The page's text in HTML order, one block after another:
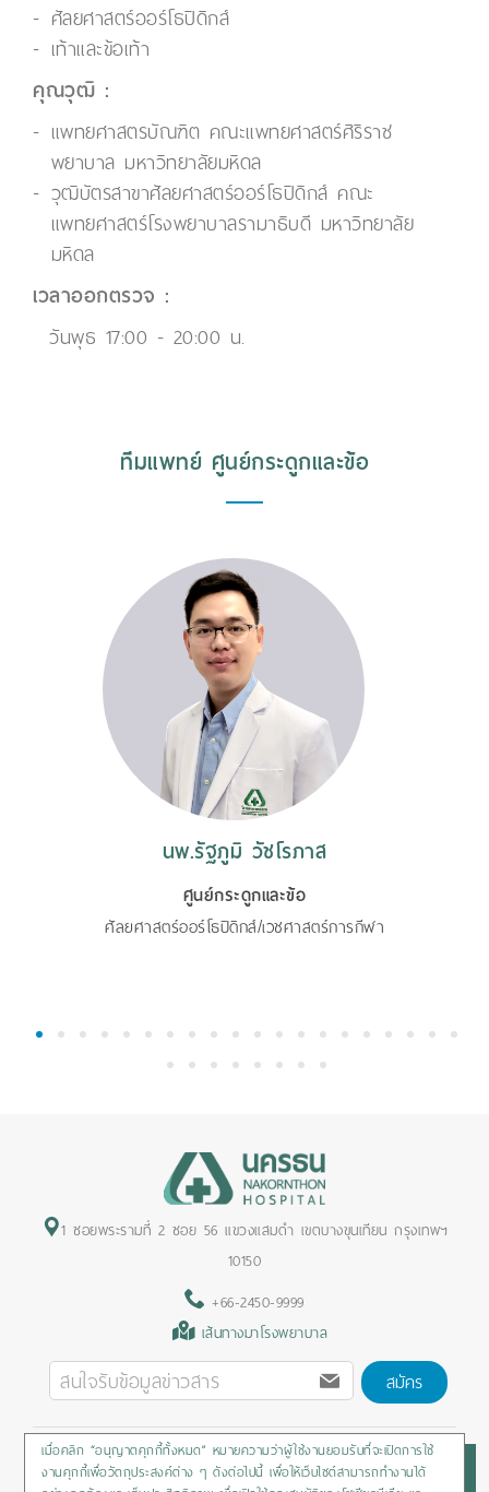
ศัลยศาสตร์ออร์โธปิดิกส์
เท้าและข้อเท้า
คุณวุฒิ :
แพทยศาสตรบัณฑิต คณะแพทยศาสตร์ศิริราช
พยาบาล มหาวิทยาลัยมหิดล
วุฒิบัตรสาขาศัลยศาสตร์ออร์โธปิดิกส์ คณะ
แพทยศาสตร์โรงพยาบาลรามาธิบดี มหาวิทยาลัย
มหิดล
เวลาออกตรวจ :
วันพุธ 17:00 - 20:00 น.
ทีมแพทย์ ศูนย์กระดูกและข้อ
นพ.รัฐภูมิ วัชโรภาส
ศูนย์กระดูกและข้อ
ศัลยศาสตร์ออร์โธปิดิกส์/เวชศาสตร์การกีฬา
1 2 3 4 5 6 7 8 9 10 11 12 13 14 15 16 17 18 19 20
21 22 23 24 25 26 27 28
1 ซอยพระรามที่ 2 ซอย 56 แขวงแสมดำ เขตบางขุนเทียน กรุงเทพฯ
10150
+66-2450-9999
เส้นทางมาโรงพยาบาล
สมัคร
Privacy Policy/Cookies Policy/Sitemap/สิทธิผู้ป่วย
เมื่อคลิก “อนุญาตคุกกี้ทั้งหมด” หมายความว่าผู้ใช้งานยอมรับที่จะเปิดการใช้
งานคุกกี้เพื่อวัตถุประสงค์ต่าง ๆ ดังต่อไปนี้ เพื่อให้เว็บไซต์สามารถทำงานได้